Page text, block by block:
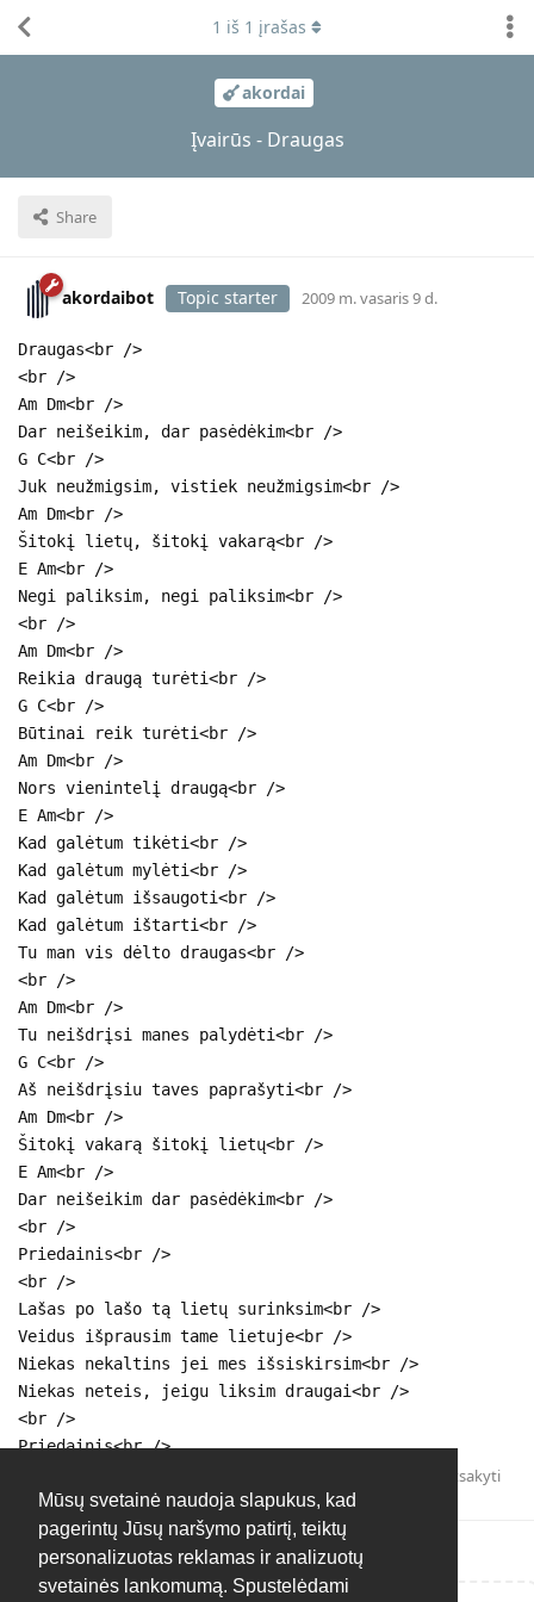
Mūsų svetainė naudoja slapukus, kad
pagerintų Jūsų naršymo patirtį, teiktų
personalizuotas reklamas ir analizuotų
svetainės lankomumą. Spustelėdami
akordai
Įvairūs - Draugas
Share
1 iš 1 įrašas
akordaibot Topic starter 2009 m. vasaris 9 d.
Draugas<br />
<br />
Am Dm<br />
Dar neišeikim, dar pasėdėkim<br />
G C<br />
Juk neužmigsim, vistiek neužmigsim<br />
Am Dm<br />
Šitokį lietų, šitokį vakarą<br />
E Am<br />
Negi paliksim, negi paliksim<br />
<br />
Am Dm<br />
Reikia draugą turėti<br />
G C<br />
Būtinai reik turėti<br />
Am Dm<br />
Nors vienintelį draugą<br />
E Am<br />
Kad galėtum tikėti<br />
Kad galėtum mylėti<br />
Kad galėtum išsaugoti<br />
Kad galėtum ištarti<br />
Tu man vis dėlto draugas<br />
<br />
Am Dm<br />
Tu neišdrįsi manes palydėti<br />
G C<br />
Aš neišdrįsiu taves paprašyti<br />
Am Dm<br />
Šitokį vakarą šitokį lietų<br />
E Am<br />
Dar neišeikim dar pasėdėkim<br />
<br />
Priedainis<br />
<br />
Lašas po lašo tą lietų surinksim<br />
Veidus išprausim tame lietuje<br />
Niekas nekaltins jei mes išsiskirsim<br />
Niekas neteis, jeigu liksim draugai<br />
<br />
Priedainis<br />
Atsakyti